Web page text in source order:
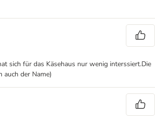
sich für das Käsehaus nur wenig interssiert.Die
der Name)